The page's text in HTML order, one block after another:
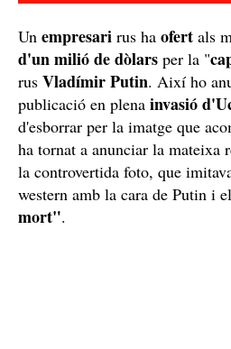
Un empresari rus ha ofert als
d'un milió de dòlars per la "
rus Vladímir Putin. Així ho
publicació en plena invasió
d'esborrar per la imatge que
ha tornat a anunciar la mateixa
la controvertida foto, que
western amb la cara de Putin i
mort".